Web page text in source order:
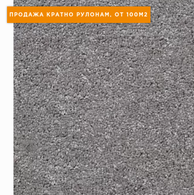
ПРОДАЖА КРАТНО РУЛОНАМ, ОТ 100М2